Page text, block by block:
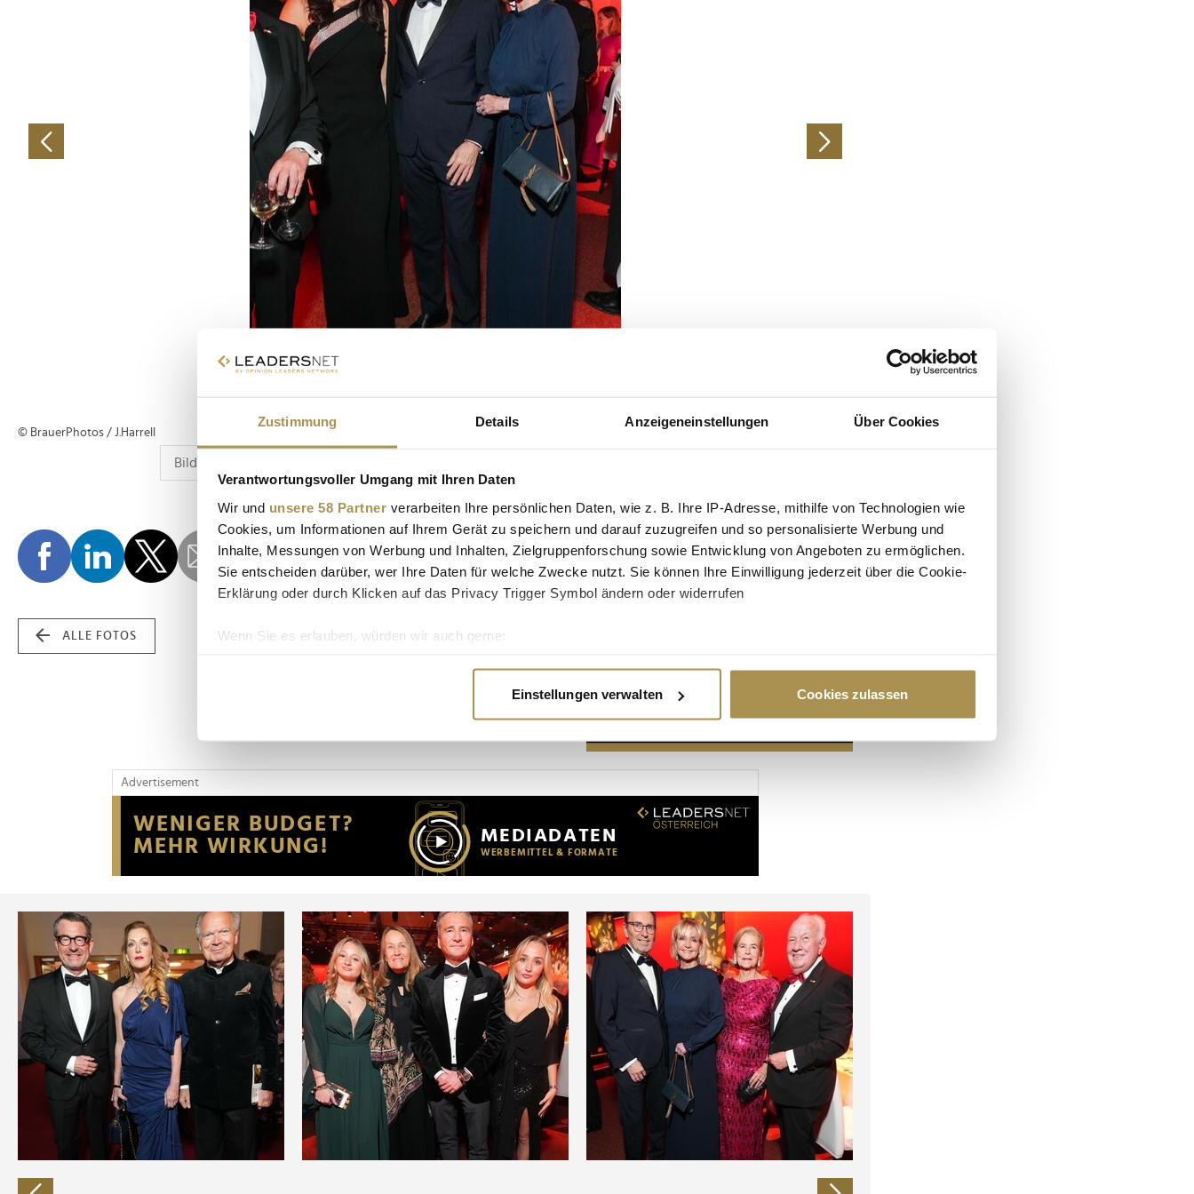
Zustimmung Details Anzeigeneinstellungen Über Cookies
Verantwortungsvoller Umgang mit Ihren Daten
Wir und unsere 58 Partner verarbeiten Ihre persönlichen Daten, wie z. B. Ihre IP-Adresse, mithilfe von Technologien wie
Cookies, um Informationen auf Ihrem Gerät zu speichern und darauf zuzugreifen und so personalisierte Werbung und
Inhalte, Messungen von Werbung und Inhalten, Zielgruppenforschung sowie Entwicklung von Angeboten zu ermöglichen.
Sie entscheiden darüber, wer Ihre Daten für welche Zwecke nutzt. Sie können Ihre Einwilligung jederzeit über die Cookie-
Erklärung oder durch Klicken auf das Privacy Trigger Symbol ändern oder widerrufen
Wenn Sie es erlauben, würden wir auch gerne:
Erfahren Sie mehr darüber, wie Ihre persönlichen Daten verarbeitet werden, und legen Sie Ihre Präferenzen im
Wir verwenden Cookies, um Inhalte und Anzeigen zu personalisieren, Funktionen für soziale Medien anbieten zu können
Website an unsere Partner für soziale Medien, Werbung und Analysen weiter. Unsere Partner führen diese Informationen
möglicherweise mit weiteren Daten zusammen, die Sie ihnen bereitgestellt haben oder die sie im Rahmen Ihrer Nutzung
der Dienste gesammelt haben.
Einstellungen verwalten Cookies zulassen
© BrauerPhotos / J.Harrell
ALLE FOTOS
Advertisement
Advertisement